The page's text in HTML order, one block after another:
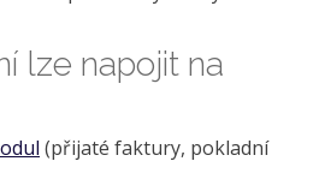
lze napojit na
(přijaté faktury, pokladní